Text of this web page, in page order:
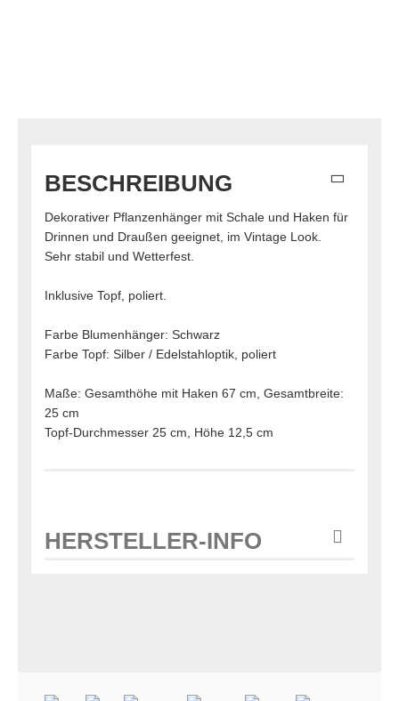
BESCHREIBUNG
Dekorativer Pflanzenhänger mit Schale und Haken für
Drinnen und Draußen geeignet, im Vintage Look.
Sehr stabil und Wetterfest.
Inklusive Topf, poliert.
Farbe Blumenhänger: Schwarz
Farbe Topf: Silber / Edelstahloptik, poliert
Maße: Gesamthöhe mit Haken 67 cm, Gesamtbreite:
25 cm
Topf-Durchmesser 25 cm, Höhe 12,5 cm
HERSTELLER-INFO